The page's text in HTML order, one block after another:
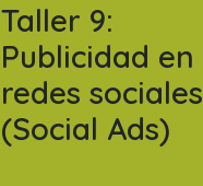
Taller 9:
Publicidad en
redes sociales
(Social Ads)